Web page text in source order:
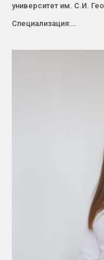
университет им. С.И.
Специализация:…